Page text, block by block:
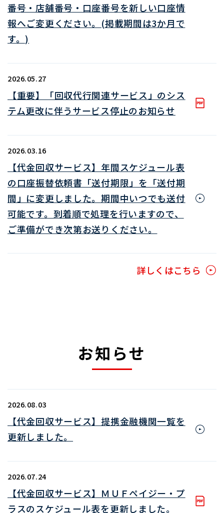
番号・店舗番号・口座番号を新しい口座情
報へご変更ください。(掲載期間は3か月で
す。)
2026.05.27
【重要】「回収代行関連サービス」のシス
テム更改に伴うサービス停止のお知らせ
2026.03.16
【代金回収サービス】年間スケジュール表
の口座振替依頼書「送付期限」を「送付期
間」に変更しました。期間中いつでも送付
可能です。到着順で処理を行いますので、
ご準備ができ次第お送りください。
詳しくはこちら
お知らせ
2026.08.03
【代金回収サービス】提携金融機関一覧を
更新しました。
2026.07.24
【代金回収サービス】ＭＵＦペイジー・プ
ラスのスケジュール表を更新しました。